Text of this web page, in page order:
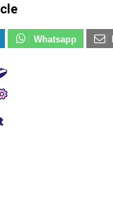
Whatsapp